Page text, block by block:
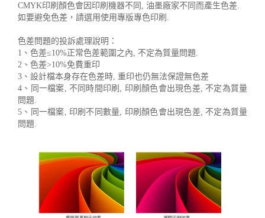
CMYK印刷顏色會因印刷機器不同, 油墨廠家不同而產生色差.
如要避免色差，請選用使用專版專色印刷.
色差問題的投訴處理說明：
1、色差≤10%正常色差範圍之內, 不定為質量問題.
2、色差>10%免費重印
3、設計檔本身存在色差時, 重印也仍無法保證無色差
4、同一檔案, 不同時間印刷, 印刷顏色會出現色差, 不定為質量
問題.
5、同一檔案, 印刷不同數量, 印刷顏色會出現色差, 不定為質量
問題.